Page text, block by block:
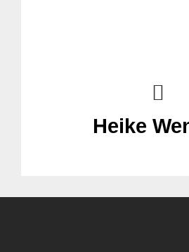
Heike